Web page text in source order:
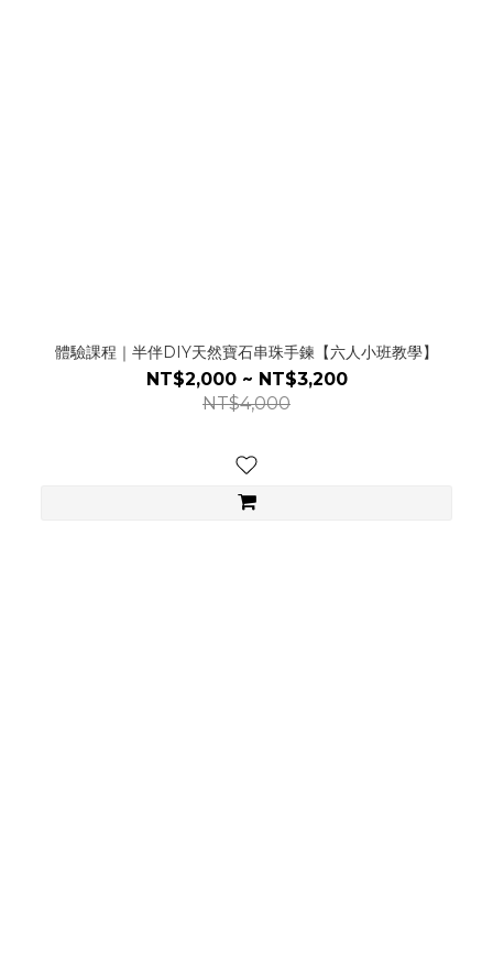
體驗課程｜半伴DIY天然寶石串珠手鍊【六人小班教學】
NT$2,000 ~ NT$3,200
NT$4,000